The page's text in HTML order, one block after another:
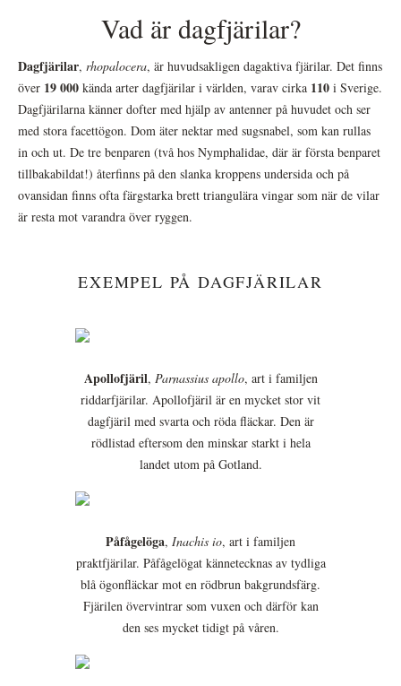
Vad är dagfjärilar?
Dagfjärilar, rhopalocera, är huvudsakligen dagaktiva fjärilar. Det finns
över 19 000 kända arter dagfjärilar i världen, varav cirka 110 i Sverige.
Dagfjärilarna känner dofter med hjälp av antenner på huvudet och ser
med stora facettögon. Dom äter nektar med sugsnabel, som kan rullas
in och ut. De tre benparen (två hos Nymphalidae, där är första benparet
tillbakabildat!) återfinns på den slanka kroppens undersida och på
ovansidan finns ofta färgstarka brett triangulära vingar som när de vilar
är resta mot varandra över ryggen.
EXEMPEL PÅ DAGFJÄRILAR
Apollofjäril, Parnassius apollo, art i familjen
riddarfjärilar. Apollofjäril är en mycket stor vit
dagfjäril med svarta och röda fläckar. Den är
rödlistad eftersom den minskar starkt i hela
landet utom på Gotland.
Påfågelöga, Inachis io, art i familjen
praktfjärilar. Påfågelögat kännetecknas av tydliga
blå ögonfläckar mot en rödbrun bakgrundsfärg.
Fjärilen övervintrar som vuxen och därför kan
den ses mycket tidigt på våren.